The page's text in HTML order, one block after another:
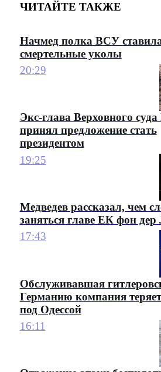
ЧИТАЙТЕ ТАКЖЕ
Начмед полка ВСУ
смертельные уколы
20:29
Экс-глава Верховного
принял предложение стать
президентом
19:25
Медведев рассказал, чем
заняться главе ЕК фон дер
17:43
Обслуживавшая
Германию компания
под Одессой
16:11